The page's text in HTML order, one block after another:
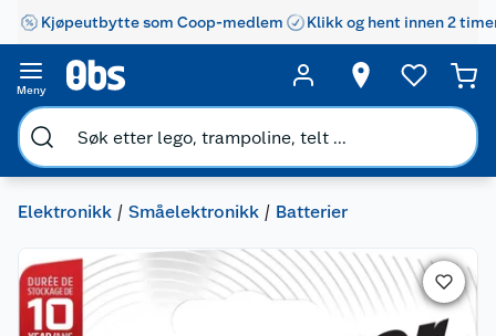
Kjøpeutbytte som Coop-medlem Klikk og hent innen 2
Meny
Elektronikk Småelektronikk Batterier